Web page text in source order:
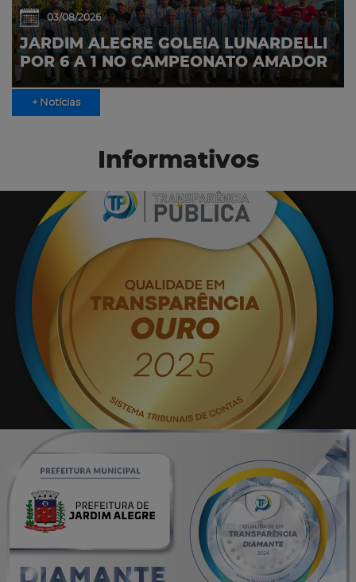
03/08/2026
JARDIM ALEGRE GOLEIA LUNARDELLI
POR 6 A 1 NO CAMPEONATO AMADOR
+ Notícias
Informativos